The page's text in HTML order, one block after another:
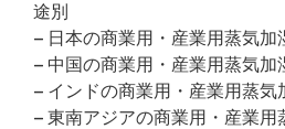
途別
– 日本の商業用・産業用蒸気加
– 中国の商業用・産業用蒸気加
– インドの商業用・産業用蒸気
– 東南アジアの商業用・産業用